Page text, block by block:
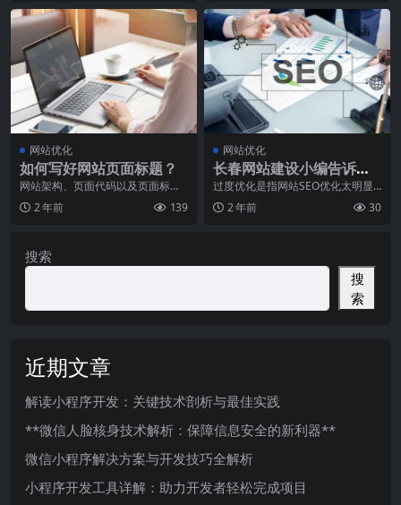
网站优化
如何写好网站页面标题？
网站架构、页面代码以及页面标题
在网站优化中都扮演着至关重要的
角色。这些元素不仅影
2 年前 139
网站优化
长春网站建设小编告诉你
什么是网站过度优化？
过度优化是指网站SEO优化太明显
了，让搜索引擎认为你的站是一个
垃圾网站，认为你是
2 年前 30
搜索
搜
索
近期文章
解读小程序开发：关键技术剖析与最佳实践
**微信人脸核身技术解析：保障信息安全的新利器**
微信小程序解决方案与开发技巧全解析
小程序开发工具详解：助力开发者轻松完成项目